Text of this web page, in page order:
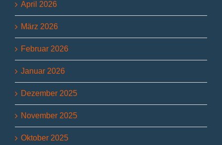
April 2026
März 2026
Februar 2026
Januar 2026
Dezember 2025
November 2025
Oktober 2025